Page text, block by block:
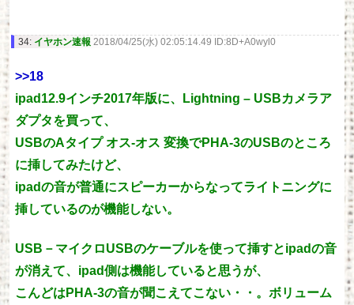
34: イヤホン速報 2018/04/25(水) 02:05:14.49 ID:8D+A0wyl0
>>18
ipad12.9インチ2017年版に、Lightning – USBカメラア
ダプタを買って、
USBのAタイプ オス-オス 変換でPHA-3のUSBのところ
に挿してみたけど、
ipadの音が普通にスピーカーからなってライトニングに
挿しているのが機能しない。
USB－マイクロUSBのケーブルを使って挿すとipadの音
が消えて、ipad側は機能していると思うが、
こんどはPHA-3の音が聞こえてこない・・。ボリューム